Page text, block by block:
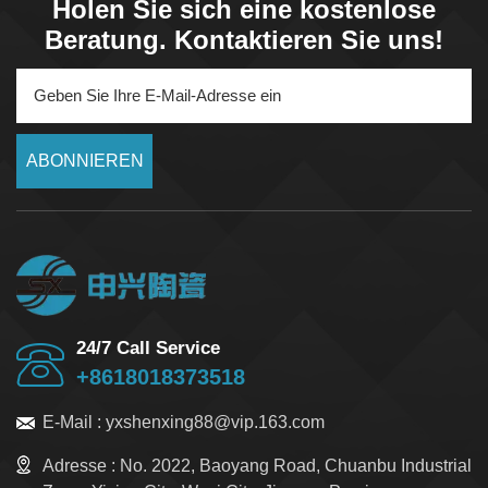
Holen Sie sich eine kostenlose
Beratung. Kontaktieren Sie uns!
ABONNIEREN
24/7 Call Service
+8618018373518
E-Mail : yxshenxing88@vip.163.com
Adresse : No. 2022, Baoyang Road, Chuanbu Industrial